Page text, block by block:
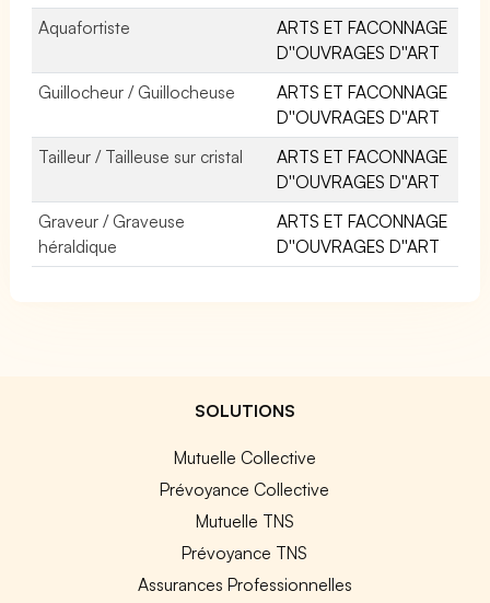
Aquafortiste
ARTS ET FACONNAGE
D''OUVRAGES D''ART
Guillocheur / Guillocheuse
ARTS ET FACONNAGE
D''OUVRAGES D''ART
Tailleur / Tailleuse sur cristal
ARTS ET FACONNAGE
D''OUVRAGES D''ART
Graveur / Graveuse
héraldique
ARTS ET FACONNAGE
D''OUVRAGES D''ART
SOLUTIONS
Mutuelle Collective
Prévoyance Collective
Mutuelle TNS
Prévoyance TNS
Assurances Professionnelles